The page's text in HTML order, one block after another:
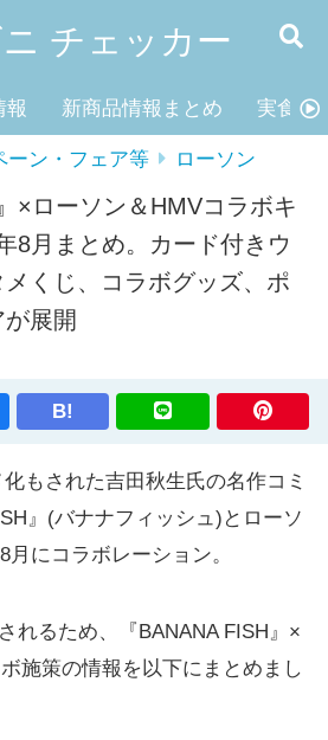
チェッカー
報 新商品情報まとめ 実食レ
ーン・フェア等 ローソン
×ローソン＆HMVコラボキ
8月まとめ。カード付きウ
くじ、コラボグッズ、ポ
展開
B!
もされた吉田秋生氏の名作コミ
』(バナナフィッシュ)とローソ
にコラボレーション。
れるため、『BANANA FISH』×
施策の情報を以下にまとめまし